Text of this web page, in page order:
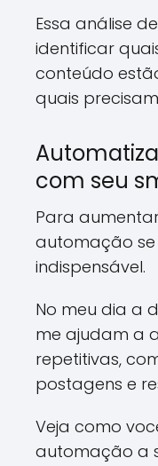
Essa análise
identificar
conteúdo
quais
com seu
Para
automação
indispensável.
No meu dia a
me ajudam a
repetitivas,
postagens e
Veja como
automação a